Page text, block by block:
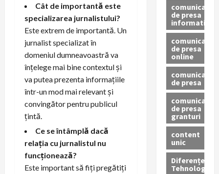
Cât de importantă este
specializarea jurnalistului?
Este extrem de importantă. Un
jurnalist specializat în
domeniul dumneavoastră va
înțelege mai bine contextul și
va putea prezenta informațiile
într-un mod mai relevant și
convingător pentru publicul
țintă.
Ce se întâmplă dacă
relația cu jurnalistul nu
funcționează?
Este important să fiți pregătiți
comunicat
de presa
informativ
comunicat
de presa
online
comunicate
de presa
comunicate
de presa
granturi
content
unic
Diferențe
Tehnologice